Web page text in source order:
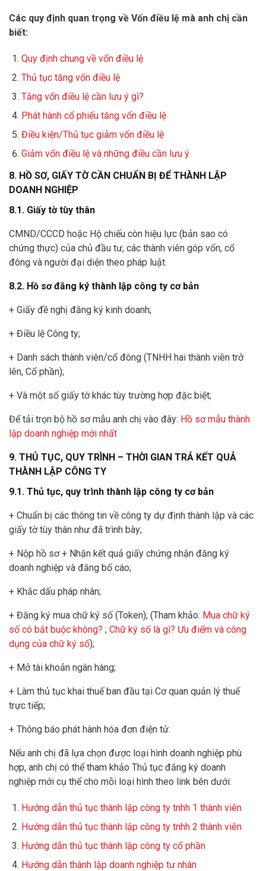
Các quy định quan trọng về Vốn điều lệ mà anh chị cần
biết:
Quy định chung về vốn điều lệ
Thủ tục tăng vốn điều lệ
Tăng vốn điều lệ cần lưu ý gì?
Phát hành cổ phiếu tăng vốn điều lệ
Điều kiện/Thủ tục giảm vốn điều lệ
Giảm vốn điều lệ và những điều cần lưu ý
8. HỒ SƠ, GIẤY TỜ CẦN CHUẨN BỊ ĐỂ THÀNH LẬP
DOANH NGHIỆP
8.1. Giấy tờ tùy thân
CMND/CCCD hoặc Hộ chiếu còn hiệu lực (bản sao có
chứng thực) của chủ đầu tư, các thành viên góp vốn, cổ
đông và người đại diện theo pháp luật.
8.2. Hồ sơ đăng ký thành lập công ty cơ bản
+ Giấy đề nghị đăng ký kinh doanh;
+ Điều lệ Công ty;
+ Danh sách thành viên/cổ đông (TNHH hai thành viên trở
lên, Cổ phần);
+ Và một số giấy tờ khác tùy trường hợp đặc biệt;
Để tải trọn bộ hồ sơ mẫu anh chị vào đây: Hồ sơ mẫu thành
lập doanh nghiệp mới nhất
9. THỦ TỤC, QUY TRÌNH – THỜI GIAN TRẢ KẾT QUẢ
THÀNH LẬP CÔNG TY
9.1. Thủ tục, quy trình thành lập công ty cơ bản
+ Chuẩn bị các thông tin về công ty dự định thành lập và các
giấy tờ tùy thân như đã trình bày;
+ Nộp hồ sơ + Nhận kết quả giấy chứng nhận đăng ký
doanh nghiệp và đăng bố cáo;
+ Khắc dấu pháp nhân;
+ Đăng ký mua chữ ký số (Token); (Tham khảo: Mua chữ ký
số có bắt buộc không? ; Chữ ký số là gì? Ưu điểm và công
dụng của chữ ký số);
+ Mở tài khoản ngân hàng;
+ Làm thủ tục khai thuế ban đầu tại Cơ quan quản lý thuế
trực tiếp;
+ Thông báo phát hành hóa đơn điện tử.
Nếu anh chị đã lựa chọn được loại hình doanh nghiệp phù
hợp, anh chị có thể tham khảo Thủ tục đăng ký doanh
nghiệp mới cụ thể cho mỗi loại hình theo link bên dưới:
Hướng dẫn thủ tục thành lập công ty tnhh 1 thành viên
Hướng dẫn thủ tục thành lập công ty tnhh 2 thành viên
Hướng dẫn thủ tục thành lập công ty cổ phần
Hướng dẫn thành lập doanh nghiệp tư nhân